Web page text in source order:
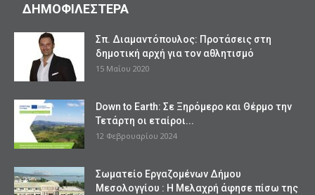
ΔΗΜΟΦΙΛΕΣΤΕΡΑ
Σπ. Διαμαντόπουλος: Προτάσεις στη
δημοτική αρχή για τον αθλητισμό
15 Μαΐου 2020
Down to Earth: Σε Ξηρόμερο και Θέρμο την
Τετάρτη οι εταίροι...
12 Φεβρουαρίου 2024
Σωματείο Εργαζομένων Δήμου
Μεσολογγίου : Η Μελαχρή άφησε πίσω της